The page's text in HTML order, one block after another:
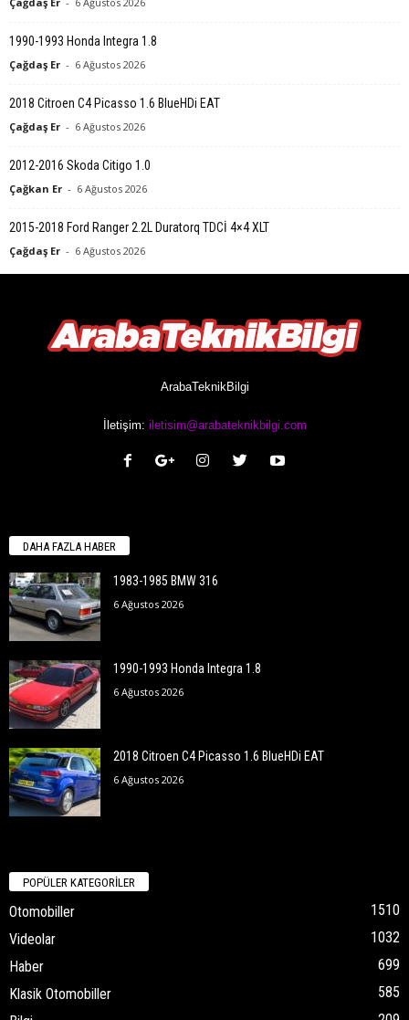
1990-1993 Honda Integra 1.8
Çağdaş Er - 6 Ağustos 2026
2018 Citroen C4 Picasso 1.6 BlueHDi EAT
Çağdaş Er - 6 Ağustos 2026
2012-2016 Skoda Citigo 1.0
Çağkan Er - 6 Ağustos 2026
2015-2018 Ford Ranger 2.2L Duratorq TDCİ 4×4 XLT
Çağdaş Er - 6 Ağustos 2026
ArabaTeknikBilgi
İletişim: iletisim@arabateknikbilgi.com
DAHA FAZLA HABER
1983-1985 BMW 316
6 Ağustos 2026
1990-1993 Honda Integra 1.8
6 Ağustos 2026
2018 Citroen C4 Picasso 1.6 BlueHDi EAT
6 Ağustos 2026
POPÜLER KATEGORİLER
Otomobiller
1510
Videolar
1032
Haber
699
Klasik Otomobiller
585